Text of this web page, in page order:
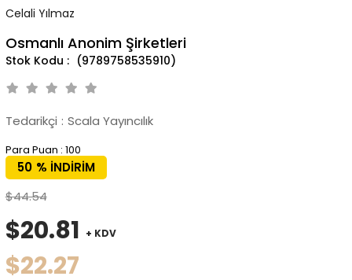
Celali Yılmaz
Osmanlı Anonim Şirketleri
(9789758535910)
Tedarikçi : Scala Yayıncılık
Para Puan : 100
%
50
İNDIRIM
$44.54
$20.81 + KDV
$22.27